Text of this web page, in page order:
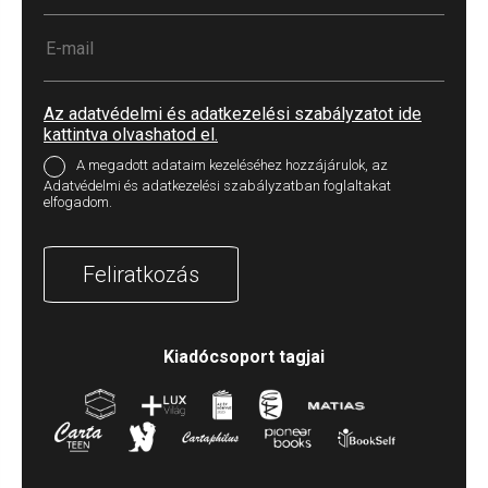
Az adatvédelmi és adatkezelési szabályzatot ide
kattintva olvashatod el.
A megadott adataim kezeléséhez hozzájárulok, az
Adatvédelmi és adatkezelési szabályzatban foglaltakat
elfogadom.
Feliratkozás
Kiadócsoport tagjai